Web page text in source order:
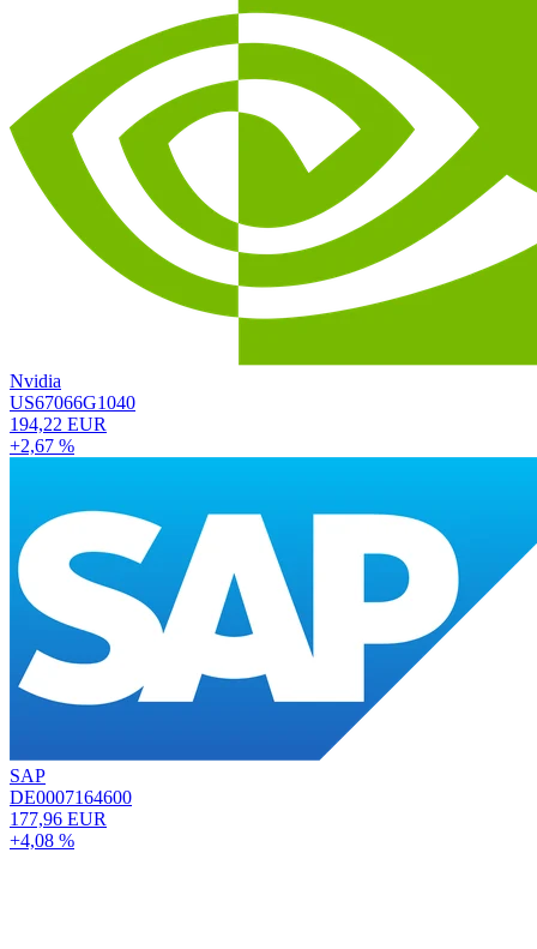
Nvidia
US67066G1040
194,22 EUR
+2,67 %
SAP
DE0007164600
177,96 EUR
+4,08 %